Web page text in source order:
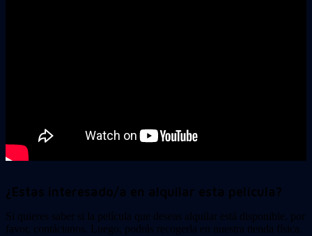
¿Estas interesado/a en alquilar esta película?
Si quieres saber si la película que deseas alquilar está disponible, por
favor, contáctanos. Luego, podrás recogerla en nuestra tienda física.